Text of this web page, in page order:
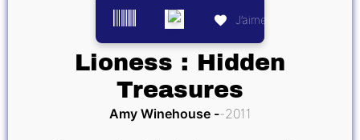
J’aime
Lioness : Hidden
Treasures
Amy Winehouse 2011